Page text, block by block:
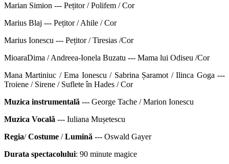
Marian Simion --- Pețitor / Polifem / Cor
Marius Blaj --- Pețitor / Ahile / Cor
Marius Ionescu --- Pețitor / Tiresias /Cor
MioaraDima / Andreea-Ionela Buzatu --- Mama lui Odiseu /Cor
Mana Martiniuc / Ema Ionescu / Sabrina Șaramot / Ilinca Goga ---
Troiene / Sirene / Suflete în Hades / Cor
Muzica instrumentală --- George Tache / Marion Ionescu
Muzica Vocală --- Iuliana Mușetescu
Regia/Costume /Lumină --- Oswald Gayer
Durata spectacolului: 90 minute magice